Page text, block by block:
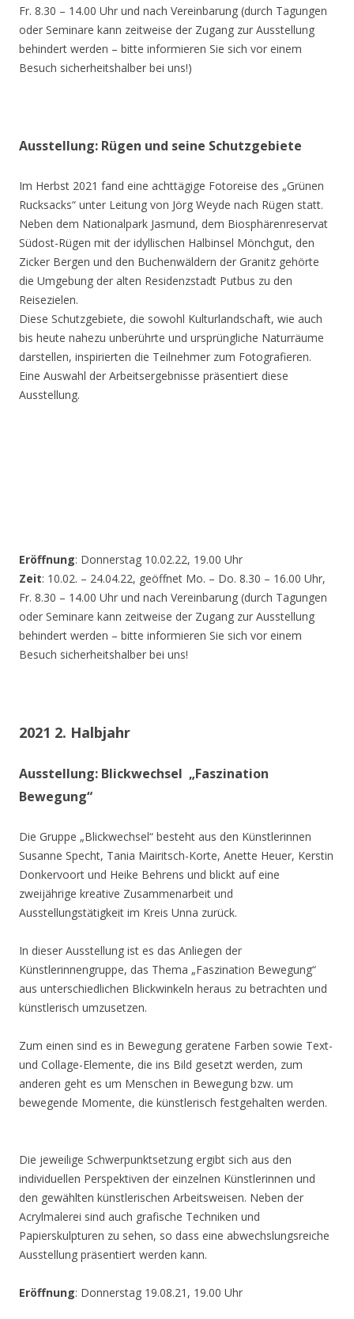
Fr. 8.30 – 14.00 Uhr und nach Vereinbarung (durch Tagungen
oder Seminare kann zeitweise der Zugang zur Ausstellung
behindert werden – bitte informieren Sie sich vor einem
Besuch sicherheitshalber bei uns!)
Ausstellung: Rügen und seine Schutzgebiete
Im Herbst 2021 fand eine achttägige Fotoreise des „Grünen
Rucksacks“ unter Leitung von Jörg Weyde nach Rügen statt.
Neben dem Nationalpark Jasmund, dem Biosphärenreservat
Südost-Rügen mit der idyllischen Halbinsel Mönchgut, den
Zicker Bergen und den Buchenwäldern der Granitz gehörte
die Umgebung der alten Residenzstadt Putbus zu den
Reisezielen.
Diese Schutzgebiete, die sowohl Kulturlandschaft, wie auch
bis heute nahezu unberührte und ursprüngliche Naturräume
darstellen, inspirierten die Teilnehmer zum Fotografieren.
Eine Auswahl der Arbeitsergebnisse präsentiert diese
Ausstellung.
Eröffnung: Donnerstag 10.02.22, 19.00 Uhr
Zeit: 10.02. – 24.04.22, geöffnet Mo. – Do. 8.30 – 16.00 Uhr,
Fr. 8.30 – 14.00 Uhr und nach Vereinbarung (durch Tagungen
oder Seminare kann zeitweise der Zugang zur Ausstellung
behindert werden – bitte informieren Sie sich vor einem
Besuch sicherheitshalber bei uns!
2021 2. Halbjahr
Ausstellung: Blickwechsel „Faszination
Bewegung“
Die Gruppe „Blickwechsel“ besteht aus den Künstlerinnen
Susanne Specht, Tania Mairitsch-Korte, Anette Heuer, Kerstin
Donkervoort und Heike Behrens und blickt auf eine
zweijährige kreative Zusammenarbeit und
Ausstellungstätigkeit im Kreis Unna zurück.
In dieser Ausstellung ist es das Anliegen der
Künstlerinnengruppe, das Thema „Faszination Bewegung“
aus unterschiedlichen Blickwinkeln heraus zu betrachten und
künstlerisch umzusetzen.
Zum einen sind es in Bewegung geratene Farben sowie Text-
und Collage-Elemente, die ins Bild gesetzt werden, zum
anderen geht es um Menschen in Bewegung bzw. um
bewegende Momente, die künstlerisch festgehalten werden.
Die jeweilige Schwerpunktsetzung ergibt sich aus den
individuellen Perspektiven der einzelnen Künstlerinnen und
den gewählten künstlerischen Arbeitsweisen. Neben der
Acrylmalerei sind auch grafische Techniken und
Papierskulpturen zu sehen, so dass eine abwechslungsreiche
Ausstellung präsentiert werden kann.
Eröffnung: Donnerstag 19.08.21, 19.00 Uhr